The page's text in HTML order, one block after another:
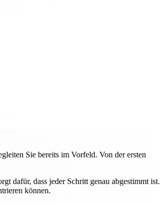
Sie bereits im Vorfeld. Von der ersten
dafür, dass jeder Schritt genau abgestimmt ist.
können.